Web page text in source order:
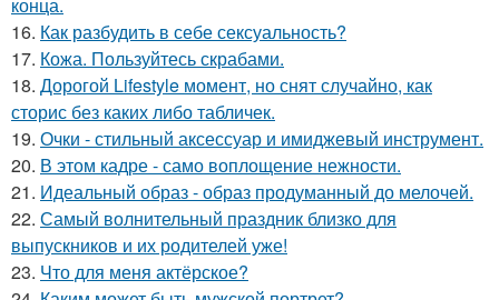
16. Как разбудить в себе сексуальность?
17. Кожа. Пользуйтесь скрабами.
18. Дорогой Lifestyle момент, но снят случайно, как
сторис без каких либо табличек.
19. Очки - стильный аксессуар и имиджевый инструмент.
20. В этом кадре - само воплощение нежности.
21. Идеальный образ - образ продуманный до мелочей.
22. Самый волнительный праздник близко для
выпускников и их родителей уже!
23. Что для меня актёрское?